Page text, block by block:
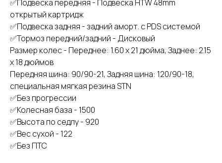
✅Подвеска передняя - Подвеска НТW 48mm
открытый картридж
✅Подвеска задняя - задний аморт. с РDS системой
✅Тормоз передний/задний - Дисковый
Размер колес - Переднее: 1.60 x 21 дюйма, Заднее: 2.15
x 18 дюймов
Передняя шина: 90/90-21, Задняя шина: 120/90-18,
специальная мягкая резина STN
✅Без прогрессии
✅Колесная база - 1500
✅Высота по седлу - 920
✅Вес сухой - 122
✅Без ПТС